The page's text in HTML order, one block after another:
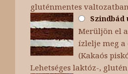
gluténmentes
Szindbád
Merüljön el
ízlelje meg a
(Kakaós
Lehetséges laktóz-,